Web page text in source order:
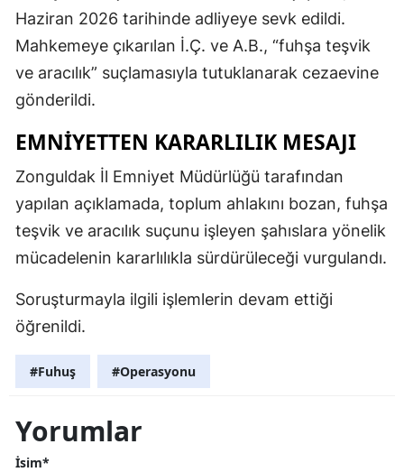
Haziran 2026 tarihinde adliyeye sevk edildi.
Mahkemeye çıkarılan İ.Ç. ve A.B., “fuhşa teşvik
ve aracılık” suçlamasıyla tutuklanarak cezaevine
gönderildi.
EMNİYETTEN KARARLILIK MESAJI
Zonguldak İl Emniyet Müdürlüğü tarafından
yapılan açıklamada, toplum ahlakını bozan, fuhşa
teşvik ve aracılık suçunu işleyen şahıslara yönelik
mücadelenin kararlılıkla sürdürüleceği vurgulandı.
Soruşturmayla ilgili işlemlerin devam ettiği
öğrenildi.
#Fuhuş #Operasyonu
Yorumlar
İsim*